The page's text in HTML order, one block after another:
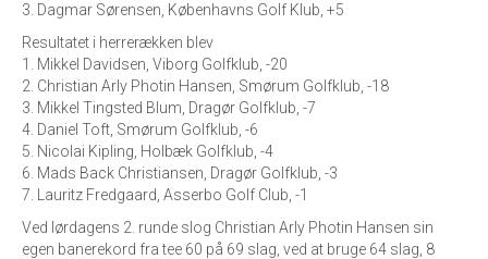
3. Dagmar Sørensen, Københavns Golf Klub, +5
Resultatet i herrerækken blev
1. Mikkel Davidsen, Viborg Golfklub, -20
2. Christian Arly Photin Hansen, Smørum Golfklub, -18
3. Mikkel Tingsted Blum, Dragør Golfklub, -7
4. Daniel Toft, Smørum Golfklub, -6
5. Nicolai Kipling, Holbæk Golfklub, -4
6. Mads Back Christiansen, Dragør Golfklub, -3
7. Lauritz Fredgaard, Asserbo Golf Club, -1
Ved lørdagens 2. runde slog Christian Arly Photin Hansen sin
egen banerekord fra tee 60 på 69 slag, ved at bruge 64 slag, 8